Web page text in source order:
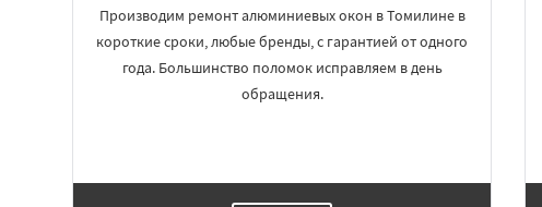
Производим ремонт алюминиевых окон в Томилине в
короткие сроки, любые бренды, с гарантией от одного
года. Большинство поломок исправляем в день
обращения.